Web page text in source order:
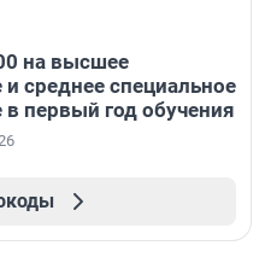
на высшее
среднее специальное
в первый год обучения